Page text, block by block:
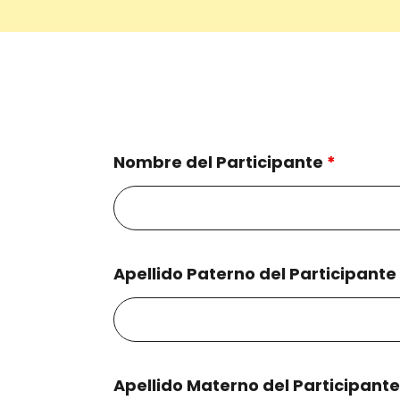
Nombre del Participante *
Apellido Paterno del Participante
Apellido Materno del Participante